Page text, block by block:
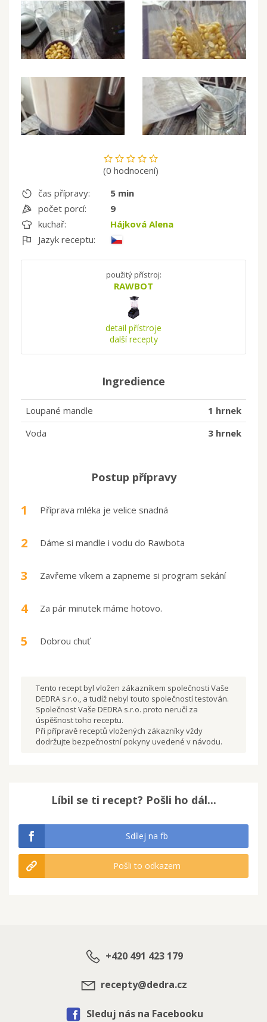
(0 hodnocení)
čas přípravy:
5 min
počet porcí:
9
kuchař:
Hájková Alena
Jazyk receptu:
použitý přístroj:
RAWBOT
detail přístroje
další recepty
Ingredience
Loupané mandle
1 hrnek
Voda
3 hrnek
Postup přípravy
1 Příprava mléka je velice snadná
2 Dáme si mandle i vodu do Rawbota
3 Zavřeme víkem a zapneme si program sekání
4 Za pár minutek máme hotovo.
5 Dobrou chuť
Tento recept byl vložen zákazníkem společnosti Vaše
DEDRA s.r.o., a tudíž nebyl touto společností testován.
Společnost Vaše DEDRA s.r.o. proto neručí za
úspěšnost toho receptu.
Při přípravě receptů vložených zákazníky vždy
dodržujte bezpečnostní pokyny uvedené v návodu.
Líbil se ti recept? Pošli ho dál...
Sdílej na fb
Pošli to odkazem
+420 491 423 179
recepty@dedra.cz
Sleduj nás na Facebooku